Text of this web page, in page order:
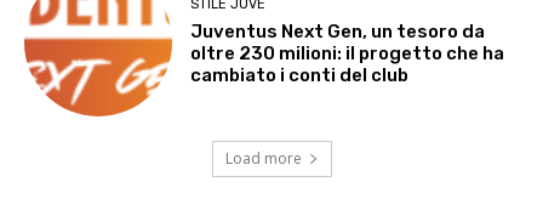
STILE JUVE
Juventus Next Gen, un tesoro da
oltre 230 milioni: il progetto che ha
cambiato i conti del club
Load more